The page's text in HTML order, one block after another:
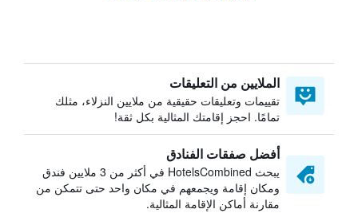
الملايين من التعليقات
تقييمات وتعليقات حقيقية من ملايين النزلاء، مثلك
تمامًا. احجز إقامتك المثالية بكل ثقة!
أفضل صفقات الفنادق
يبحث HotelsCombined في أكثر من 3 ملايين فندق
ومكان إقامة ويجمعهم في مكان واحد حتى تتمكن من
مقارنة أماكن الإقامة المثالية.